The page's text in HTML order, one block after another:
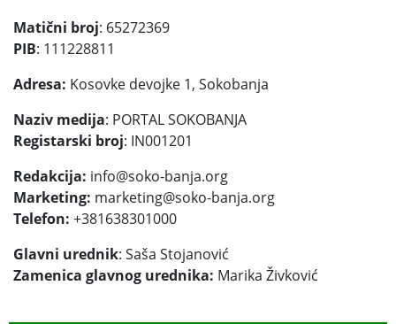
Matični broj: 65272369
PIB: 111228811
Adresa: Kosovke devojke 1, Sokobanja
Naziv medija: PORTAL SOKOBANJA
Registarski broj: IN001201
Redakcija: info@soko-banja.org
Marketing: marketing@soko-banja.org
Telefon: +381638301000
Glavni urednik: Saša Stojanović
Zamenica glavnog urednika: Marika Živković